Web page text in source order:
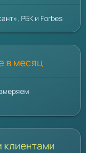
РБК и Forbes
в месяц
клиентами